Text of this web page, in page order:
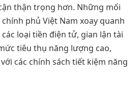
thận trọng hơn. Những mối
phủ Việt Nam xoay quanh
loại tiền điện tử, gian lận tài
tiêu thụ năng lượng cao,
các chính sách tiết kiệm năng